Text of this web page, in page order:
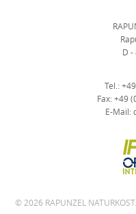
D -
Tel.:
Fax:+49
E-Mail:
© 2026 RAPUNZEL